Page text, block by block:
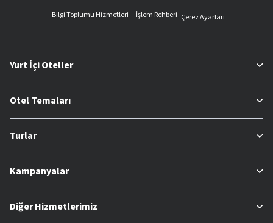
Bilgi Toplumu Hizmetleri
İşlem Rehberi Çerez Ayarları
Yurt İçi Oteller
Otel Temaları
Turlar
Kampanyalar
Diğer Hizmetlerimiz